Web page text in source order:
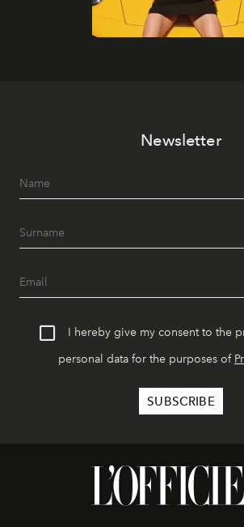
Newsletter
I hereby give my consent to the
personal data for the purposes of